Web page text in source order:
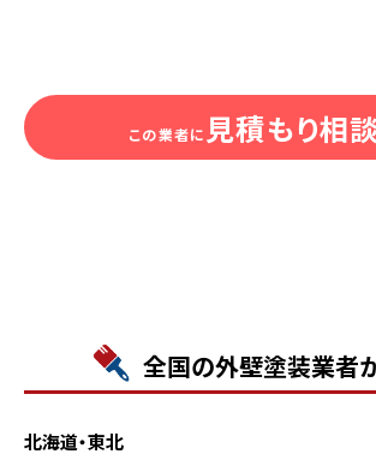
この業者に 見積もり相
全国の外壁塗装業者
北海道・東北